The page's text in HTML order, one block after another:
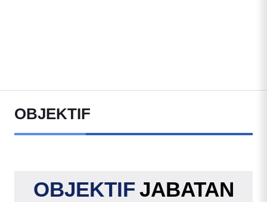
OBJEKTIF
OBJEKTIF JABATAN